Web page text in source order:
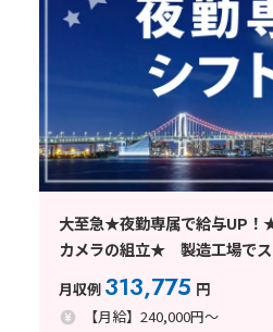
大至急★夜勤専属で給与UP
カメラの組立★ 製造工場で
月収例 313,775 円
【月給】240,000円～